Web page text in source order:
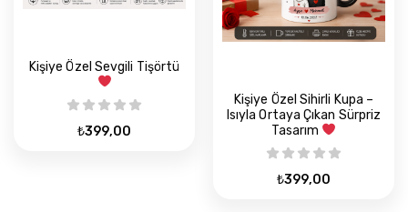
Kişiye Özel Sevgili Tişörtü
₺399,00
Kişiye Özel Sihirli Kupa –
Isıyla Ortaya Çıkan Sürpriz
Tasarım
₺399,00